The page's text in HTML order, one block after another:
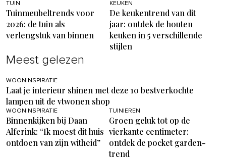
TUIN
Tuinmeubeltrends voor
2026: de tuin als
verlengstuk van binnen
KEUKEN
De keukentrend van dit
jaar: ontdek de houten
keuken in 5 verschillende
stijlen
Meest gelezen
WOONINSPIRATIE
Laat je interieur shinen met deze 10 bestverkochte
lampen uit de vtwonen shop
WOONINSPIRATIE
Binnenkijken bij Daan
Alferink: “Ik moest dit huis
ontdoen van zijn witheid”
TUINIEREN
Groen geluk tot op de
vierkante centimeter:
ontdek de pocket garden-
trend